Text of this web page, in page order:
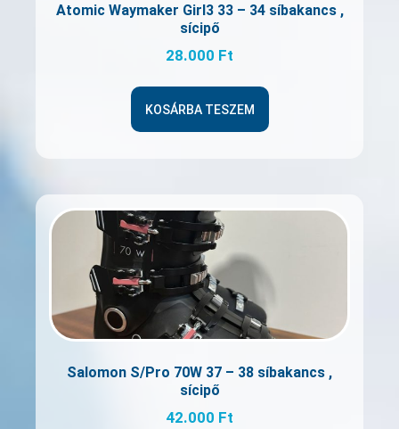
Atomic Waymaker Girl3 33 – 34 síbakancs ,
sícipő
28.000 Ft
KOSÁRBA TESZEM
Salomon S/Pro 70W 37 – 38 síbakancs ,
sícipő
42.000 Ft